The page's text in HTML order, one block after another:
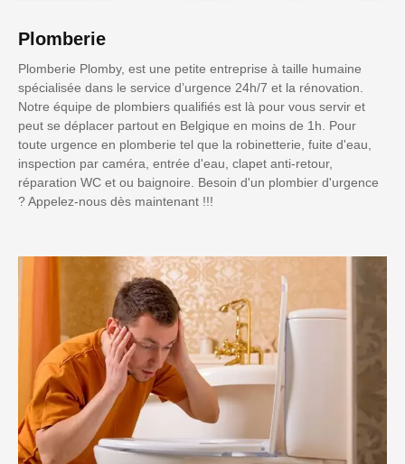
Plomberie
Plomberie Plomby, est une petite entreprise à taille humaine
spécialisée dans le service d’urgence 24h/7 et la rénovation.
Notre équipe de plombiers qualifiés est là pour vous servir et
peut se déplacer partout en Belgique en moins de 1h. Pour
toute urgence en plomberie tel que la robinetterie, fuite d'eau,
inspection par caméra, entrée d'eau, clapet anti-retour,
réparation WC et ou baignoire. Besoin d'un plombier d'urgence
? Appelez-nous dès maintenant !!!